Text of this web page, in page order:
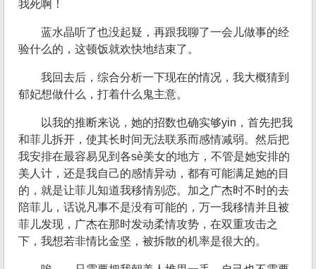
我死啊！
蓝水晶听了也没起疑，再跟我聊了一会儿做事的经
验什么的，这顿饭就欢快地结束了。
我回去后，综合分析一下现在的情况，我大概猜到
郁妃想做什么，打着什么鬼主意。
以我的推断来说，她的招数也确实够yin，首先把我
和菲儿拆开，使其长时间无法联系而感情减弱。然后把
我安排在最容易见到各sè美女的地方，不管是她安排的
美人计，还是我自己的感情异动，都有可能满足她的目
的，就是让菲儿知道我移情别恋。加之广杰时不时的去
陪菲儿，话说凡事不是没有可能的，万一我移情并且被
菲儿发现，广杰在那时发动柔情攻势，在双重攻击之
下，我想若非情比金坚，被拆散的机率是很大的。